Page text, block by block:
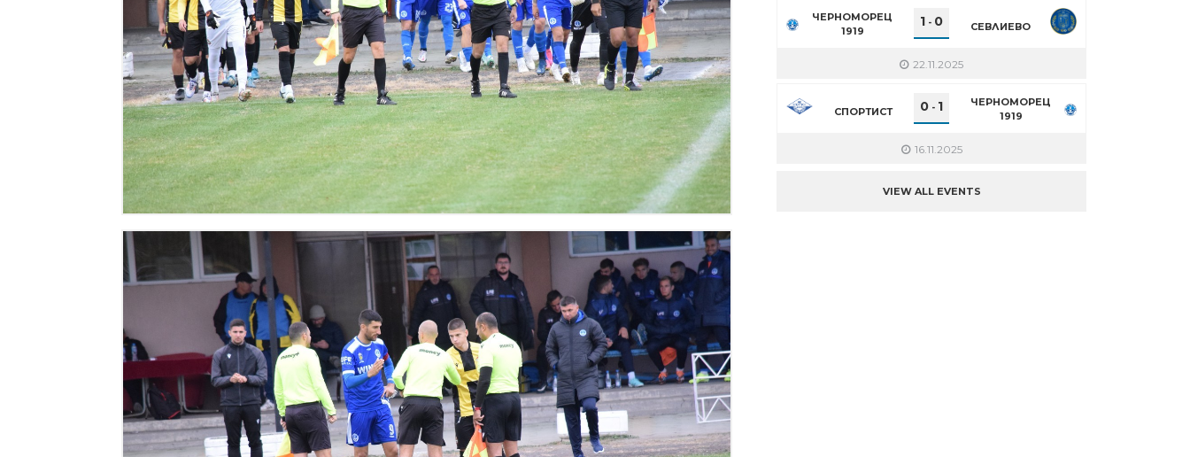
ЧЕРНОМОРЕЦ
1919
1 - 0 СЕВЛИЕВО
22.11.2025
СПОРТИСТ 0 - 1
ЧЕРНОМОРЕЦ
1919
16.11.2025
VIEW ALL EVENTS